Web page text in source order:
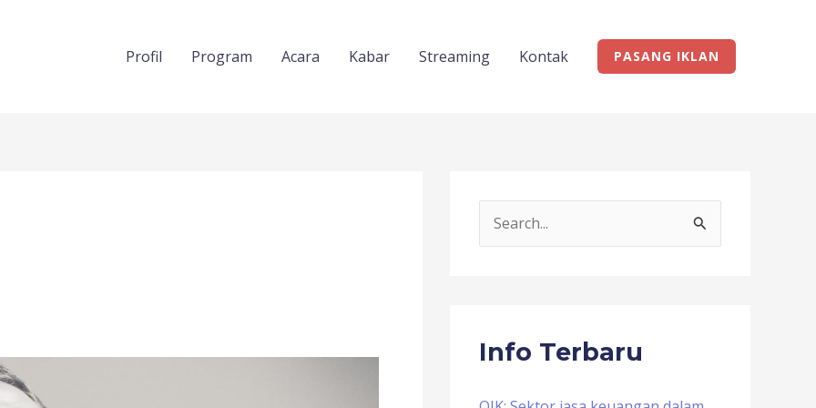
Profil Program Acara Kabar Streaming Kontak PASANG IKLAN
c
f
Info Terbaru